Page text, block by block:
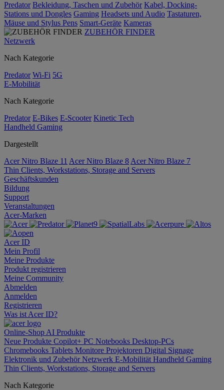
Predator Bekleidung, Taschen und Zubehör Kabel, Docking-
Stations und Dongles Gaming Headsets und Audio Tastaturen,
Mäuse und Stylus Pens Smart-Geräte Kameras
ZUBEHÖR FINDER
Netzwerk
Nach Kategorie
Predator Wi-Fi 5G
E-Mobilität
Nach Kategorie
Predator E-Bikes E-Scooter Kinetic Tech
Handheld Gaming
Dargestellt
Acer Nitro Blaze 11 Acer Nitro Blaze 8 Acer Nitro Blaze 7
Thin Clients, Workstations, Storage and Servers
Geschäftskunden
Bildung
Support
Veranstaltungen
Acer-Marken
Acer ID
Mein Profil
Meine Produkte
Produkt registrieren
Meine Community
Abmelden
Anmelden
Registrieren
Was ist Acer ID?
Online-Shop AI Produkte
Neue Produkte Copilot+ PC Notebooks Desktop-PCs
Chromebooks Tablets Monitore Projektoren Digital Signage
Elektronik und ZubehörNetzwerk E-Mobilität Handheld Gaming
Thin Clients, Workstations, Storage and Servers
Nach Kategorie